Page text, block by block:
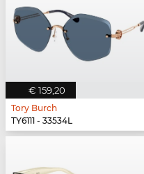
€ 159,20
Tory Burch
TY6111 - 33534L